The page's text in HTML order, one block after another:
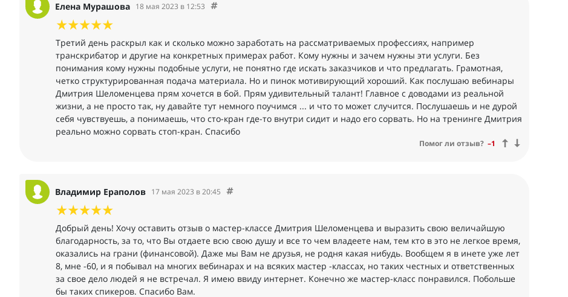
Елена Мурашова 18 мая 2023 в 12:53
Третий день раскрыл как и сколько можно заработать на рассматриваемых профессиях, например
транскрибатор и другие на конкретных примерах работ. Кому нужны и зачем нужны эти услуги. Без
понимания кому нужны подобные услуги, не понятно где искать заказчиков и что предлагать. Грамотная,
четко структурированная подача материала. Но и пинок мотивирующий хороший. Как послушаю вебинары
Дмитрия Шеломенцева прям хочется в бой. Прям удивительный талант! Главное с доводами из реальной
жизни, а не просто так, ну давайте тут немного поучимся ... и что то может случится. Послушаешь и не дурой
себя чувствуешь, а понимаешь, что сто-кран где-то внутри сидит и надо его сорвать. Но на тренинге Дмитрия
реально можно сорвать стоп-кран. Спасибо
Помог ли отзыв? –1
Владимир Ераполов 17 мая 2023 в 20:45
Добрый день! Хочу оставить отзыв о мастер-классе Дмитрия Шеломенцева и выразить свою величайшую
благодарность, за то, что Вы отдаете всю свою душу и все то чем владеете нам, тем кто в это не легкое время,
оказались на грани (финансовой). Даже мы Вам не друзья, не родня какая нибудь. Вообщем я в инете уже лет
8, мне -60, и я побывал на многих вебинарах и на всяких мастер -классах, но таких честных и ответственных
за свое дело людей я не встречал. Я имею ввиду интернет. Конечно же мастер-класс понравился. Побольше
бы таких спикеров. Спасибо Вам.